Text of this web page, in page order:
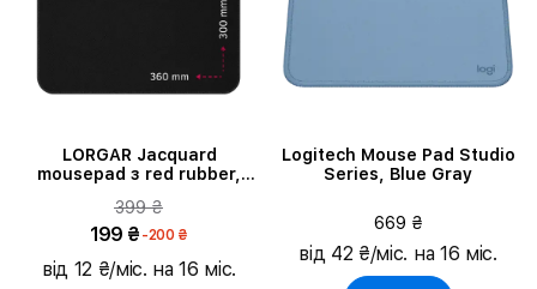
LORGAR Jacquard
mousepad з red rubber,
399 ₴
199 ₴ -200 ₴
від 12 ₴/міс. на 16 міс.
Logitech Mouse Pad Studio
Series, Blue Gray
669 ₴
від 42 ₴/міс. на 16 міс.